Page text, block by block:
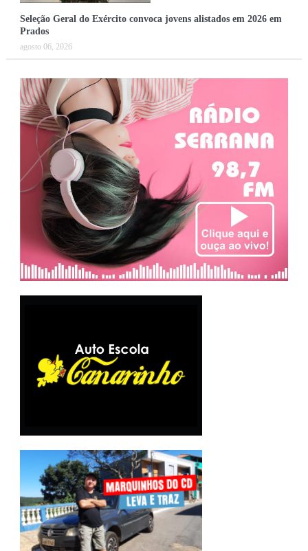
Seleção Geral do Exército convoca jovens alistados em 2026 em
Prados
agosto 06, 2026